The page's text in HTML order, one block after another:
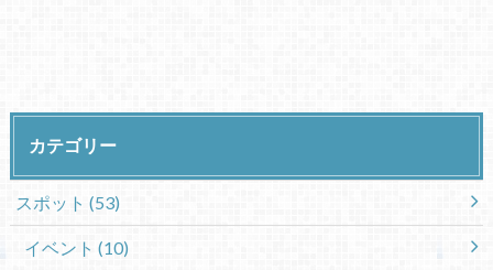
カテゴリー
スポット (53)
イベント (10)